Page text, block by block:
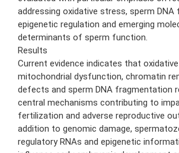
addressing oxidative stress, sperm DNA
epigenetic regulation and emerging
determinants of sperm function.
Results
Current evidence indicates that
mitochondrial dysfunction, chromatin
defects and sperm DNA fragmentation
central mechanisms contributing to
fertilization and adverse reproductive
addition to genomic damage,
regulatory RNAs and epigenetic